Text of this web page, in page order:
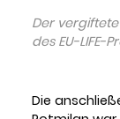
Der
des EU-LIFE-
Die